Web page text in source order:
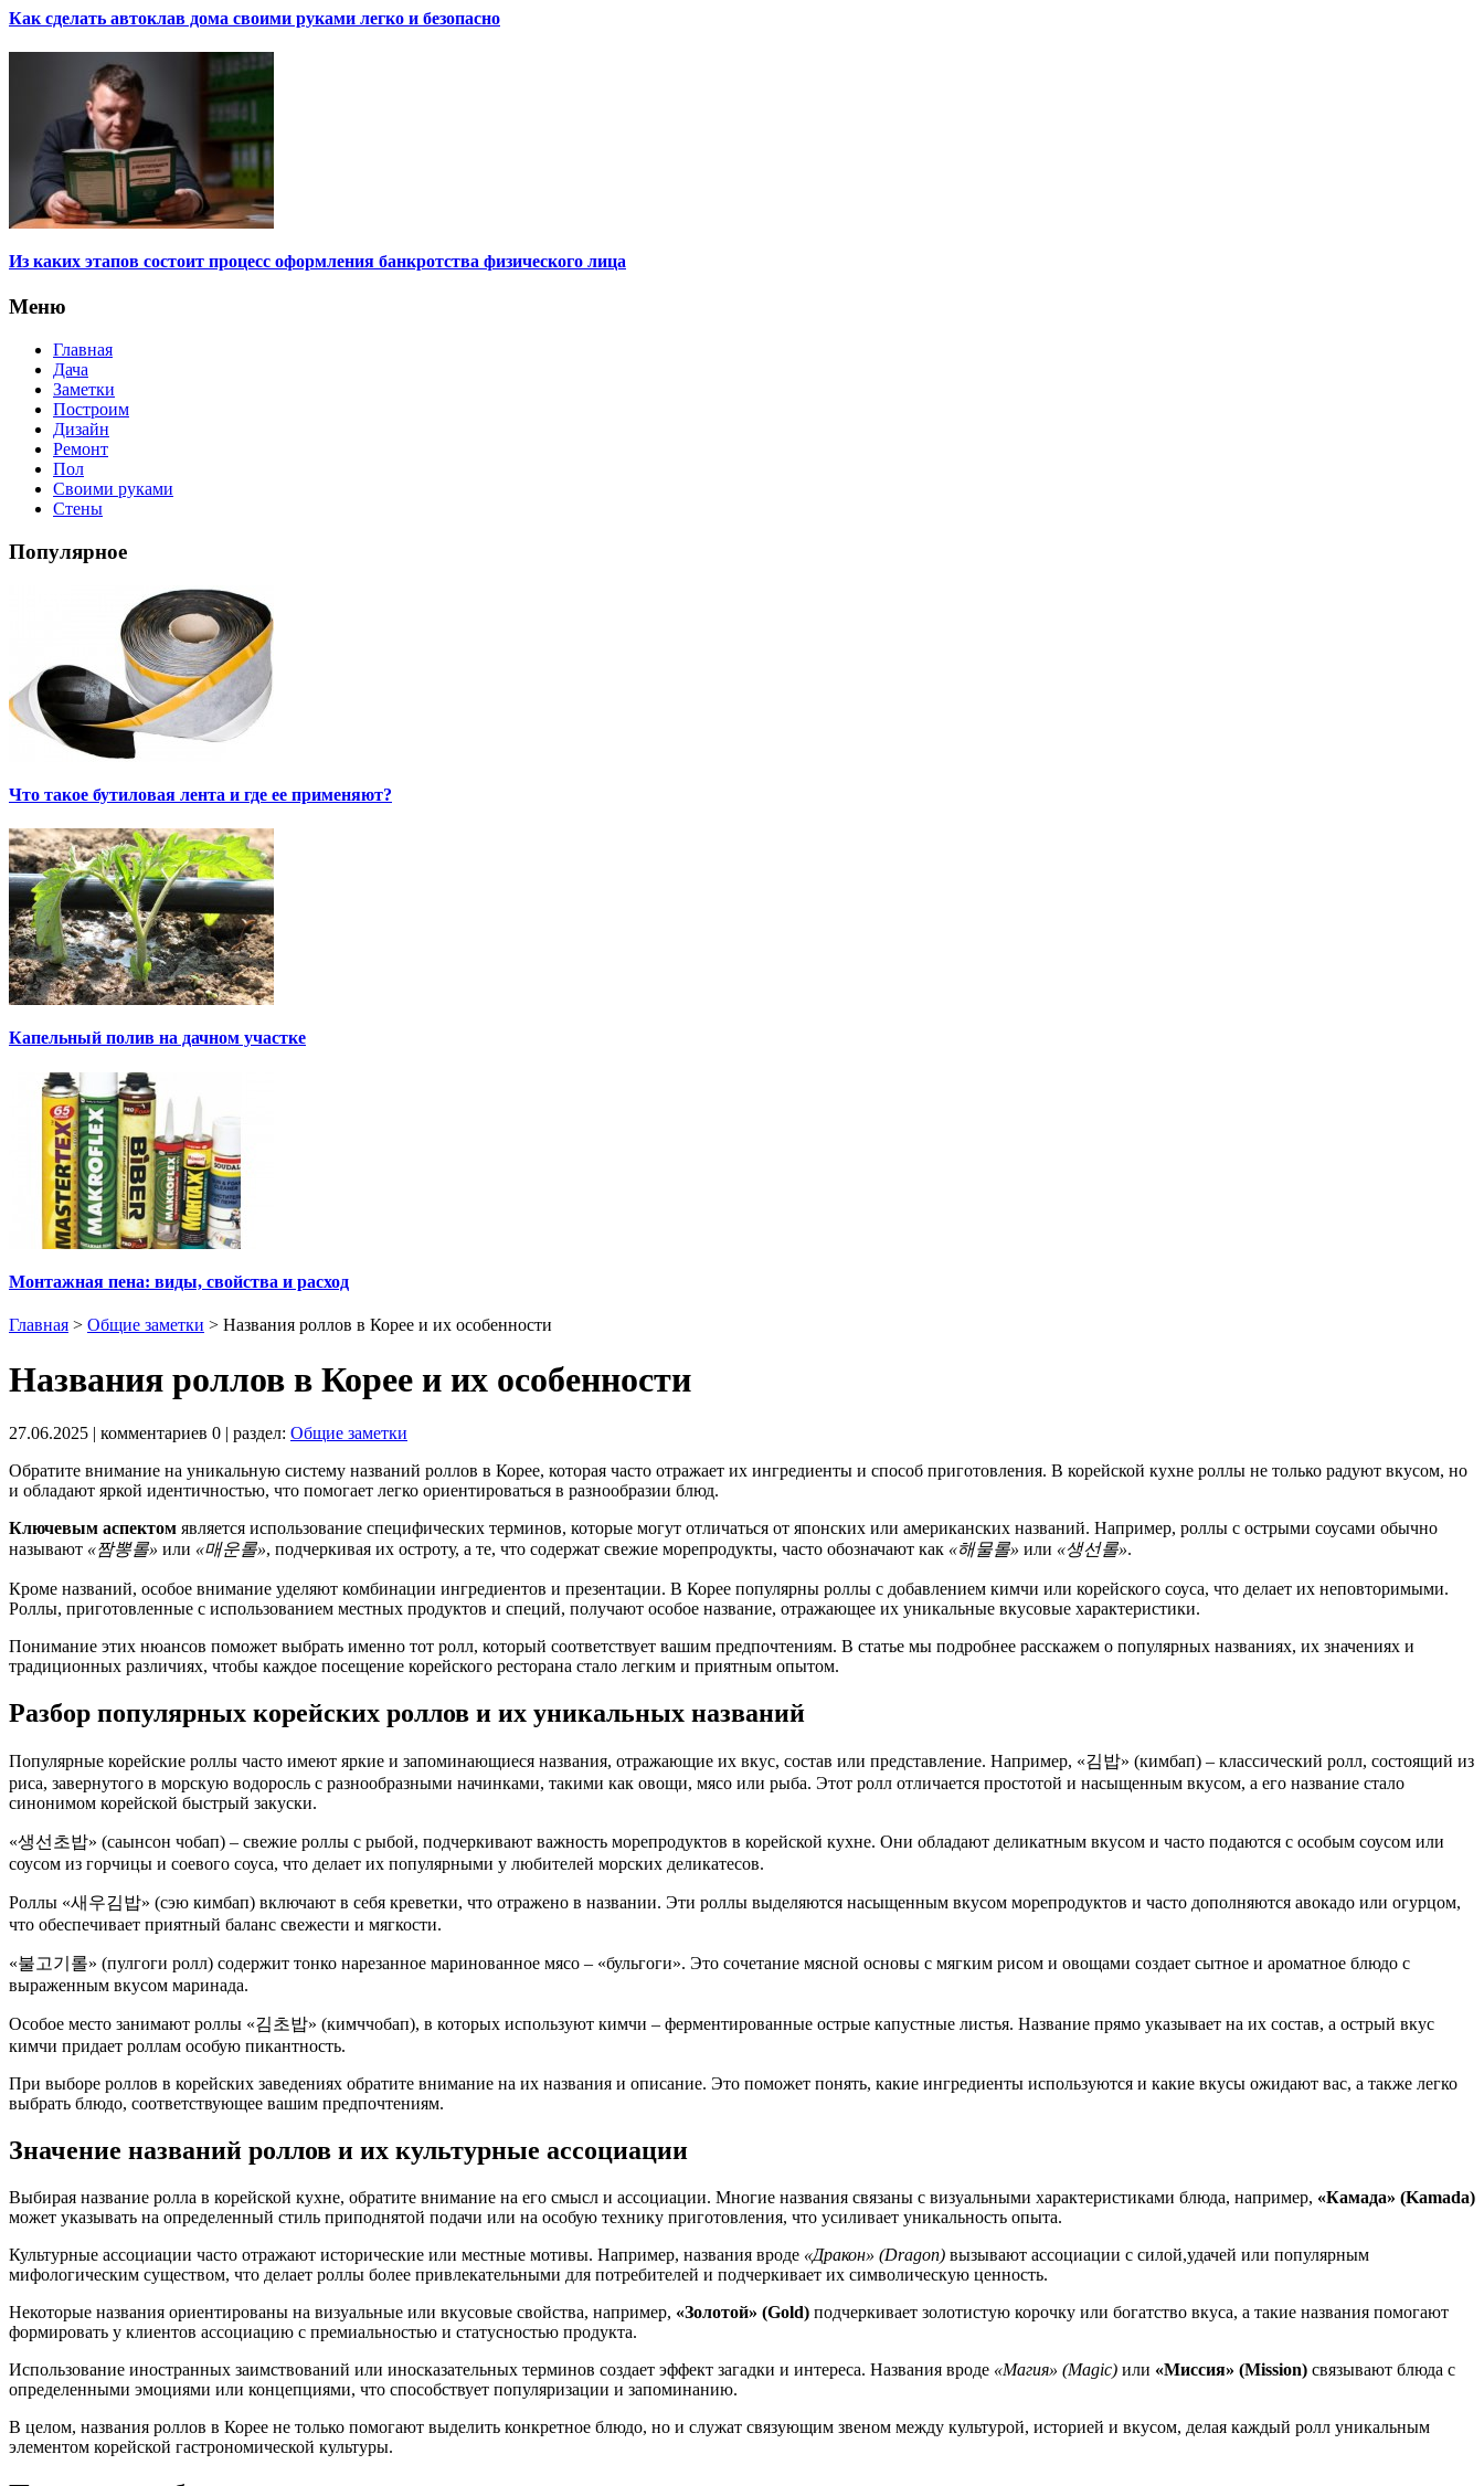
Как сделать автоклав дома своими руками легко и безопасно
Из каких этапов состоит процесс оформления банкротства физического лица
Меню
Главная
Дача
Заметки
Построим
Дизайн
Ремонт
Пол
Своими руками
Стены
Популярное
Что такое бутиловая лента и где ее применяют?
Капельный полив на дачном участке
Монтажная пена: виды, свойства и расход
Главная > Общие заметки > Названия роллов в Корее и их особенности
Названия роллов в Корее и их особенности
27.06.2025 | комментариев 0 | раздел: Общие заметки
Обратите внимание на уникальную систему названий роллов в Корее, которая часто отражает их ингредиенты и способ приготовления. В корейской кухне роллы не только радуют вкусом, но
и обладают яркой идентичностью, что помогает легко ориентироваться в разнообразии блюд.
Ключевым аспектом является использование специфических терминов, которые могут отличаться от японских или американских названий. Например, роллы с острыми соусами обычно
называют «짬뽕롤» или «매운롤», подчеркивая их остроту, а те, что содержат свежие морепродукты, часто обозначают как «해물롤» или «생선롤».
Кроме названий, особое внимание уделяют комбинации ингредиентов и презентации. В Корее популярны роллы с добавлением кимчи или корейского соуса, что делает их неповторимыми.
Роллы, приготовленные с использованием местных продуктов и специй, получают особое название, отражающее их уникальные вкусовые характеристики.
Понимание этих нюансов поможет выбрать именно тот ролл, который соответствует вашим предпочтениям. В статье мы подробнее расскажем о популярных названиях, их значениях и
традиционных различиях, чтобы каждое посещение корейского ресторана стало легким и приятным опытом.
Разбор популярных корейских роллов и их уникальных названий
Популярные корейские роллы часто имеют яркие и запоминающиеся названия, отражающие их вкус, состав или представление. Например, «김밥» (кимбап) – классический ролл, состоящий из
риса, завернутого в морскую водоросль с разнообразными начинками, такими как овощи, мясо или рыба. Этот ролл отличается простотой и насыщенным вкусом, а его название стало
синонимом корейской быстрый закуски.
«생선초밥» (саынсон чобап) – свежие роллы с рыбой, подчеркивают важность морепродуктов в корейской кухне. Они обладают деликатным вкусом и часто подаются с особым соусом или
соусом из горчицы и соевого соуса, что делает их популярными у любителей морских деликатесов.
Роллы «새우김밥» (сэю кимбап) включают в себя креветки, что отражено в названии. Эти роллы выделяются насыщенным вкусом морепродуктов и часто дополняются авокадо или огурцом,
что обеспечивает приятный баланс свежести и мягкости.
«불고기롤» (пулгоги ролл) содержит тонко нарезанное маринованное мясо – «бульгоги». Это сочетание мясной основы с мягким рисом и овощами создает сытное и ароматное блюдо с
выраженным вкусом маринада.
Особое место занимают роллы «김초밥» (кимччобап), в которых используют кимчи – ферментированные острые капустные листья. Название прямо указывает на их состав, а острый вкус
кимчи придает роллам особую пикантность.
При выборе роллов в корейских заведениях обратите внимание на их названия и описание. Это поможет понять, какие ингредиенты используются и какие вкусы ожидают вас, а также легко
выбрать блюдо, соответствующее вашим предпочтениям.
Значение названий роллов и их культурные ассоциации
Выбирая название ролла в корейской кухне, обратите внимание на его смысл и ассоциации. Многие названия связаны с визуальными характеристиками блюда, например, «Камада» (Kamada)
может указывать на определенный стиль приподнятой подачи или на особую технику приготовления, что усиливает уникальность опыта.
Культурные ассоциации часто отражают исторические или местные мотивы. Например, названия вроде «Дракон» (Dragon) вызывают ассоциации с силой,удачей или популярным
мифологическим существом, что делает роллы более привлекательными для потребителей и подчеркивает их символическую ценность.
Некоторые названия ориентированы на визуальные или вкусовые свойства, например, «Золотой» (Gold) подчеркивает золотистую корочку или богатство вкуса, а такие названия помогают
формировать у клиентов ассоциацию с премиальностью и статусностью продукта.
Использование иностранных заимствований или иносказательных терминов создает эффект загадки и интереса. Названия вроде «Магия» (Magic) или «Миссия» (Mission) связывают блюда с
определенными эмоциями или концепциями, что способствует популяризации и запоминанию.
В целом, названия роллов в Корее не только помогают выделить конкретное блюдо, но и служат связующим звеном между культурой, историей и вкусом, делая каждый ролл уникальным
элементом корейской гастрономической культуры.